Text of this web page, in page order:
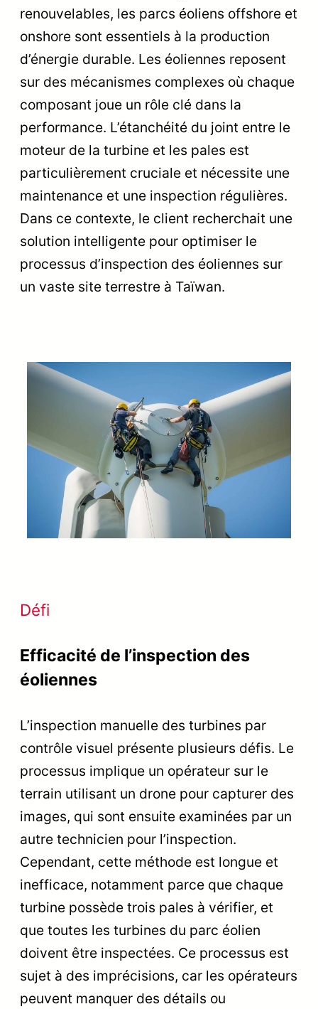
renouvelables, les parcs éoliens offshore et
onshore sont essentiels à la production
d’énergie durable. Les éoliennes reposent
sur des mécanismes complexes où chaque
composant joue un rôle clé dans la
performance. L’étanchéité du joint entre le
moteur de la turbine et les pales est
particulièrement cruciale et nécessite une
maintenance et une inspection régulières.
Dans ce contexte, le client recherchait une
solution intelligente pour optimiser le
processus d’inspection des éoliennes sur
un vaste site terrestre à Taïwan.
Défi
Efficacité de l’inspection des
éoliennes
L’inspection manuelle des turbines par
contrôle visuel présente plusieurs défis. Le
processus implique un opérateur sur le
terrain utilisant un drone pour capturer des
images, qui sont ensuite examinées par un
autre technicien pour l’inspection.
Cependant, cette méthode est longue et
inefficace, notamment parce que chaque
turbine possède trois pales à vérifier, et
que toutes les turbines du parc éolien
doivent être inspectées. Ce processus est
sujet à des imprécisions, car les opérateurs
peuvent manquer des détails ou